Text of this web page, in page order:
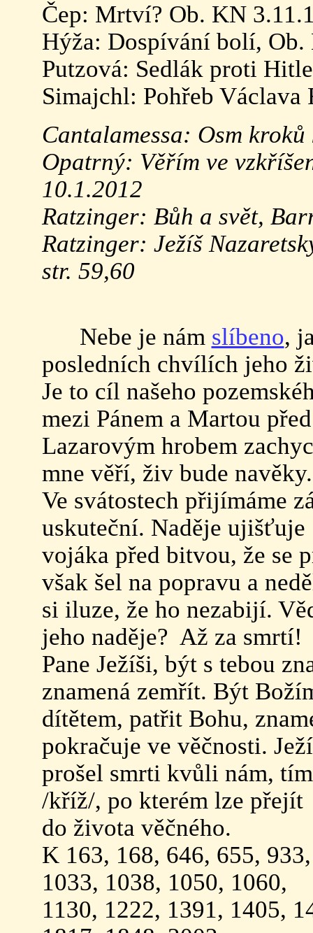
Čep: Mrtví? Ob. KN
Hýža: Dospívání bolí,
Putzová: Sedlák proti
Simajchl: Pohřeb Václava
Cantalamessa: Osm
Opatrný: Věřím ve
10.1.2012
Ratzinger: Bůh a svět,
Ratzinger: Ježíš
str. 59,60
Nebe je nám slíbeno,
posledních chvílích jeho
Je to cíl našeho
mezi Pánem a Martou
Lazarovým hrobem
mne věří, živ bude
Ve svátostech přijímáme
uskuteční. Naděje ujišťuje
vojáka před bitvou, že se
však šel na popravu a
si iluze, že ho nezabijí.
jeho naděje? Až za smrtí!
Pane Ježíši, být s tebou
znamená zemřít. Být
dítětem, patřit Bohu,
pokračuje ve věčnosti.
prošel smrti kvůli nám,
/kříž/, po kterém lze přejít
do života věčného.
K 163, 168, 646, 655,
1033, 1038, 1050, 1060,
1130, 1222, 1391, 1405,